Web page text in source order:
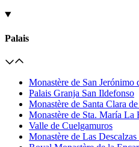
Palais
Monastère de San Jerónimo
Palais Granja San Ildefonso
Monastère de Santa Clara
Monastère de Sta. María La
Valle de Cuelgamuros
Monastère de Las Descalzas